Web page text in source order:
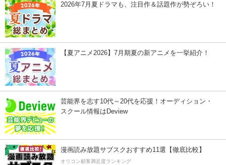
2026年7月夏ドラマも、注目作＆話題作が勢ぞろい！
【夏アニメ2026】7月期夏の新アニメを一挙紹介！
芸能界を志す10代～20代を応援！オーディション・
スクール情報はDeview
漫画読み放題サブスクおすすめ11選【徹底比較】
オリコン顧客満足度ランキング